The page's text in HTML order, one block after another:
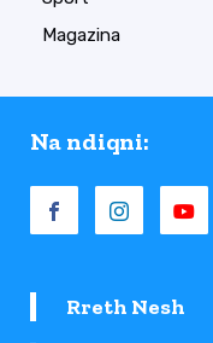
Magazina
Na ndiqni:
Rreth Nesh